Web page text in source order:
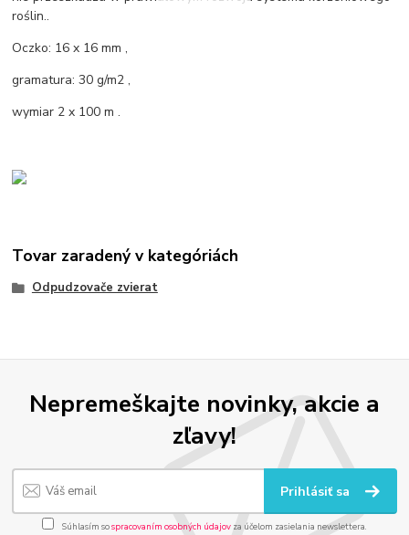
roślin..
Oczko: 16 x 16 mm ,
gramatura: 30 g/m2 ,
wymiar 2 x 100 m .
Tovar zaradený v kategóriách
Odpudzovače zvierat
Nepremeškajte novinky, akcie a
zľavy!
Prihlásiť sa
Súhlasím sospracovaním osobných údajov za účelom zasielania newslettera.